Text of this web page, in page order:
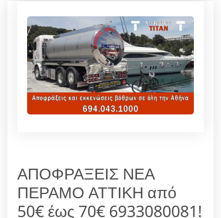
ΑΠΟΦΡΑΞΕΙΣ ΝΕΑ
ΠΕΡΑΜΟ ΑΤΤΙΚΗ από
50€ έως 70€ 6933080081!